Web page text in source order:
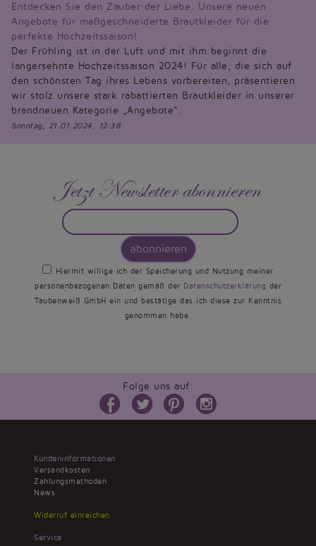
Entdecken Sie den Zauber der Liebe: Unsere neuen
Angebote für maßgeschneiderte Brautkleider für die
perfekte Hochzeitssaison!
Der Frühling ist in der Luft und mit ihm beginnt die
langersehnte Hochzeitssaison 2024! Für alle, die sich auf
den schönsten Tag ihres Lebens vorbereiten, präsentieren
wir stolz unsere stark rabattierten Brautkleider in unserer
brandneuen Kategorie „Angebote“.
Sonntag, 21.01.2024, 12:38
Jetzt Newsletter abonnieren
abonnieren
Hiermit willige ich der Speicherung und Nutzung meiner
personenbezogenen Daten gemäß der Datenschutzerklärung der
Taubenweiß GmbH ein und bestätige das ich diese zur Kenntnis
genommen habe.
Folge uns auf:
Kundeninformationen
Versandkosten
Zahlungsmethoden
News
Widerruf einreichen
Service